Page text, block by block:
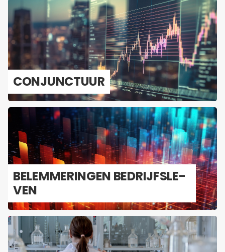
CON­JUNC­TUUR
BE­LEM­ME­RIN­GEN BE­DRIJFS­LE­
VEN